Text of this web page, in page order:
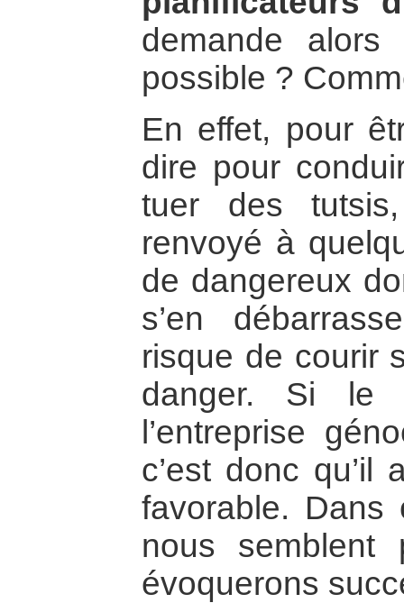
demande
possible ?
En effet, pour
dire pour
tuer des
renvoyé à
de dangereux
s’en
risque de courir
danger. Si le
l’entreprise
c’est donc qu’il
favorable.
nous semblent
évoquerons